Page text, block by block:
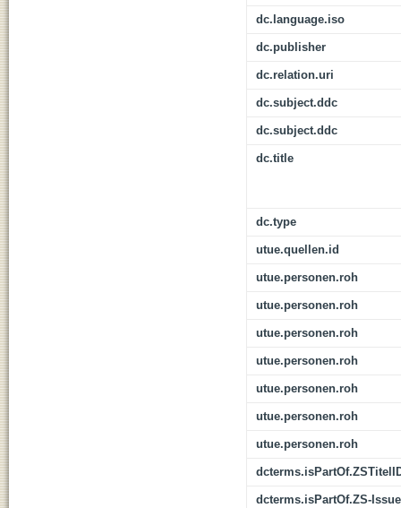
dc.language.iso
dc.publisher
dc.relation.uri
dc.subject.ddc
dc.subject.ddc
dc.title
dc.type
utue.quellen.id
utue.personen.roh
utue.personen.roh
utue.personen.roh
utue.personen.roh
utue.personen.roh
utue.personen.roh
utue.personen.roh
dcterms.isPartOf.ZS-Issue